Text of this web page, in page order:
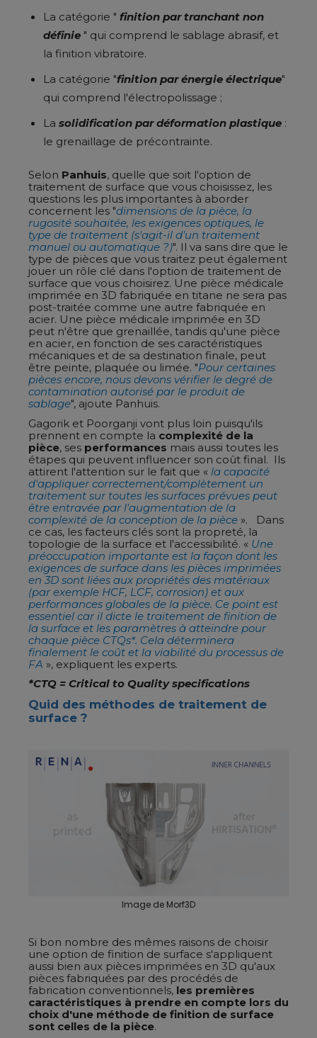
La catégorie " finition par tranchant non
définie " qui comprend le sablage abrasif, et
la finition vibratoire.
La catégorie "finition par énergie électrique"
qui comprend l'électropolissage ;
La solidification par déformation plastique :
le grenaillage de précontrainte.
Selon Panhuis, quelle que soit l'option de
traitement de surface que vous choisissez, les
questions les plus importantes à aborder
concernent les "dimensions de la pièce, la
rugosité souhaitée, les exigences optiques, le
type de traitement (s'agit-il d'un traitement
manuel ou automatique ?)". Il va sans dire que le
type de pièces que vous traitez peut également
jouer un rôle clé dans l'option de traitement de
surface que vous choisirez. Une pièce médicale
imprimée en 3D fabriquée en titane ne sera pas
post-traitée comme une autre fabriquée en
acier. Une pièce médicale imprimée en 3D
peut n'être que grenaillée, tandis qu'une pièce
en acier, en fonction de ses caractéristiques
mécaniques et de sa destination finale, peut
être peinte, plaquée ou limée. "Pour certaines
pièces encore, nous devons vérifier le degré de
contamination autorisé par le produit de
sablage", ajoute Panhuis.
Gagorik et Poorganji vont plus loin puisqu'ils
prennent en compte la complexité de la
pièce, ses performances mais aussi toutes les
étapes qui peuvent influencer son coût final. Ils
attirent l'attention sur le fait que « la capacité
d'appliquer correctement/complètement un
traitement sur toutes les surfaces prévues peut
être entravée par l'augmentation de la
complexité de la conception de la pièce ». Dans
ce cas, les facteurs clés sont la propreté, la
topologie de la surface et l'accessibilité. « Une
préoccupation importante est la façon dont les
exigences de surface dans les pièces imprimées
en 3D sont liées aux propriétés des matériaux
(par exemple HCF, LCF, corrosion) et aux
performances globales de la pièce. Ce point est
essentiel car il dicte le traitement de finition de
la surface et les paramètres à atteindre pour
chaque pièce CTQs*. Cela déterminera
finalement le coût et la viabilité du processus de
FA », expliquent les experts.
*CTQ = Critical to Quality specifications
Quid des méthodes de traitement de
surface ?
Image de Morf3D
Si bon nombre des mêmes raisons de choisir
une option de finition de surface s'appliquent
aussi bien aux pièces imprimées en 3D qu'aux
pièces fabriquées par des procédés de
fabrication conventionnels, les premières
caractéristiques à prendre en compte lors du
choix d'une méthode de finition de surface
sont celles de la pièce.